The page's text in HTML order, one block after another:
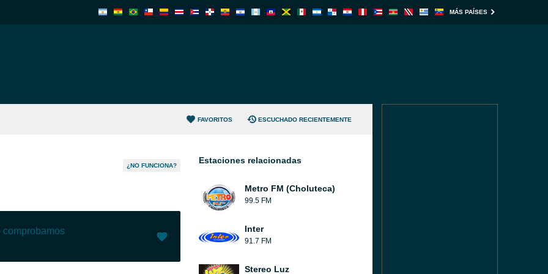
MÁS PAÍSES
FAVORITOS ESCUCHADO RECIENTEMENTE
¿NO FUNCIONA?
comprobamos
Estaciones relacionadas
Metro FM (Choluteca)
99.5 FM
Inter
91.7 FM
Stereo Luz